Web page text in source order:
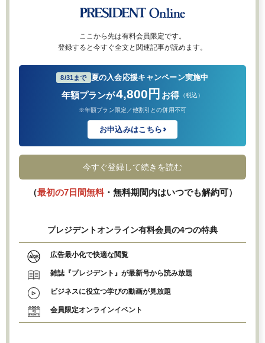
ここから先は有料会員限定です。
登録すると今すぐ全文と関連記事が読めます。
8/31まで 夏の入会応援キャンペーン実施中
年額プランが4,800円 お得 （税込）
※年額プラン限定／他割引との併用不可
お申込みはこちら
今すぐ登録して続きを読む
（最初の7日間無料・無料期間内はいつでも解約可）
プレジデントオンライン有料会員の4つの特典
広告最小化で快適な閲覧
雑誌『プレジデント』が最新号から読み放題
ビジネスに役立つ学びの動画が見放題
会員限定オンラインイベント